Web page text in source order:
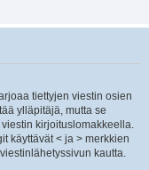
tiettyjen viestin osien
ylläpitäjä, mutta se
kirjoituslomakkeella.
käyttävät < ja > merkkien
kautta.